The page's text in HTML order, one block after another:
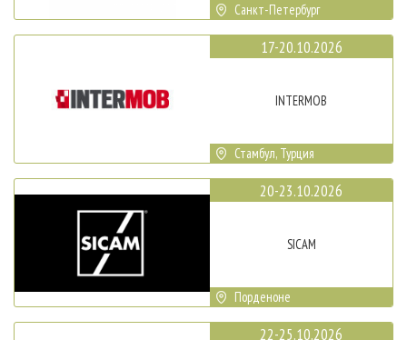
Санкт-Петербург
17-20.10.2026
INTERMOB
Стамбул, Турция
20-23.10.2026
SICAM
Порденоне
22-25.10.2026